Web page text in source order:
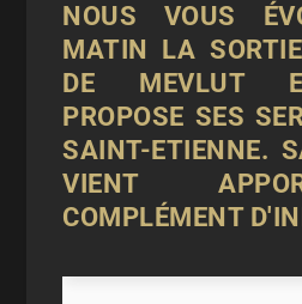
NOUS VOUS
MATIN LA
DE MEVLUT
PROPOSE SES
SAINT-ETIENNE.
VIENT
COMPLÉMENT